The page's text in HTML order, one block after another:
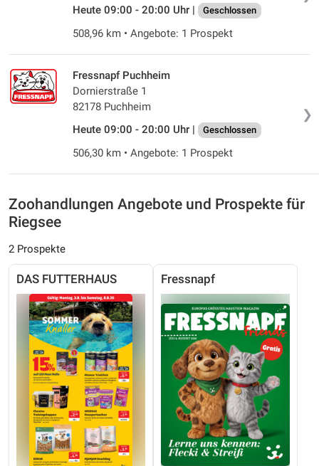
Heute 09:00 - 20:00 Uhr | Geschlossen
508,96 km • Angebote: 1 Prospekt
❯
Fressnapf Puchheim
Dornierstraße 1
82178 Puchheim
Heute 09:00 - 20:00 Uhr |
Geschlossen
506,30 km • Angebote: 1 Prospekt
Zoohandlungen Angebote und Prospekte für
Riegsee
2 Prospekte
DAS FUTTERHAUS Fressnapf